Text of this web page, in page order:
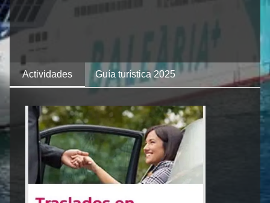
Actividades Guía turística 2025